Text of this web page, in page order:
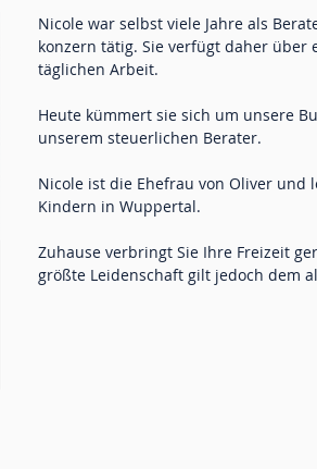
Nicole war selbst viele Jahre als
konzern tätig. Sie verfügt daher über
täglichen Arbeit.
Heute kümmert sie sich um unsere
unserem steuerlichen Berater.
Nicole ist die Ehefrau von Oliver
Kindern in Wuppertal.
Zuhause verbringt Sie Ihre Freizeit
größte Leidenschaft gilt jedoch dem